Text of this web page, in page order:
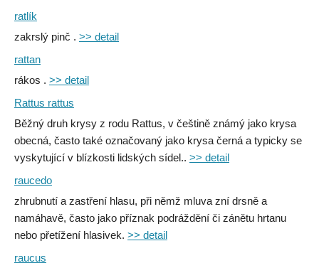
ratlík
zakrslý pinč . >> detail
rattan
rákos . >> detail
Rattus rattus
Běžný druh krysy z rodu Rattus, v češtině známý jako krysa
obecná, často také označovaný jako krysa černá a typicky se
vyskytující v blízkosti lidských sídel.. >> detail
raucedo
zhrubnutí a zastření hlasu, při němž mluva zní drsně a
namáhavě, často jako příznak podráždění či zánětu hrtanu
nebo přetížení hlasivek. >> detail
raucus